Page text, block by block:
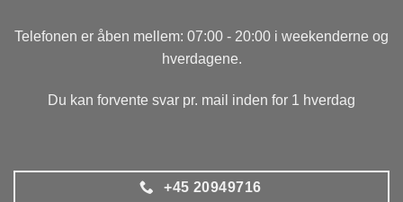
Telefonen er åben mellem: 07:00 - 20:00 i weekenderne og
hverdagene.
Du kan forvente svar pr. mail inden for 1 hverdag
+45 20949716